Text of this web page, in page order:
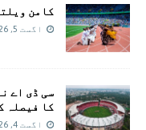
کامن
اگست 5, 2026
سی ڈی اے
کا فیصلہ
اگست 4, 2026